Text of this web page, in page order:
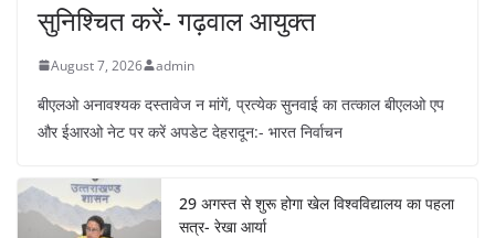
सुनिश्चित करें- गढ़वाल आयुक्त
August 7, 2026 admin
बीएलओ अनावश्यक दस्तावेज न मांगें, प्रत्येक सुनवाई का तत्काल बीएलओ एप
और ईआरओ नेट पर करें अपडेट देहरादून:- भारत निर्वाचन
29 अगस्त से शुरू होगा खेल विश्वविद्यालय का पहला
सत्र- रेखा आर्या